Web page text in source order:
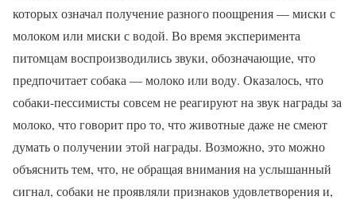
которых означал получение разного поощрения — миски с
молоком или миски с водой. Во время эксперимента
питомцам воспроизводились звуки, обозначающие, что
предпочитает собака — молоко или воду. Оказалось, что
собаки-пессимисты совсем не реагируют на звук награды за
молоко, что говорит про то, что животные даже не смеют
думать о получении этой награды. Возможно, это можно
объяснить тем, что, не обращая внимания на услышанный
сигнал, собаки не проявляли признаков удовлетворения и,